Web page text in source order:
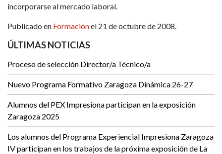
incorporarse al mercado laboral.
Publicado en Formaciónel 21 de octubre de 2008.
ÚLTIMAS NOTICIAS
Proceso de selección Director/a Técnico/a
Nuevo Programa Formativo Zaragoza Dinámica 26-27
Alumnos del PEX Impresiona participan en la exposición
Zaragoza 2025
Los alumnos del Programa Experiencial Impresiona Zaragoza
IV participan en los trabajos de la próxima exposición de La